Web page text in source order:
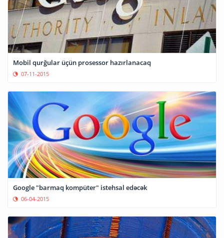
Mobil qurğular üçün prosessor hazırlanacaq
07-11-2015
Google "barmaq kompüter" istehsal edəcək
06-04-2015